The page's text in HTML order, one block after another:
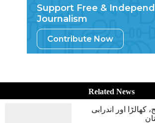
Support Free &
Journalism
Contribute Now
Related News
اور اندرابی